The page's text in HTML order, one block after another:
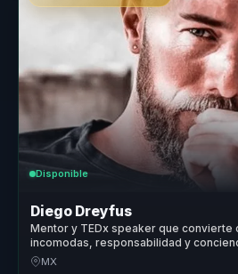
Disponible
Diego Dreyfus
Mentor y TEDx speaker que convierte
incomodas, responsabilidad y
lideres y equipos.
MX